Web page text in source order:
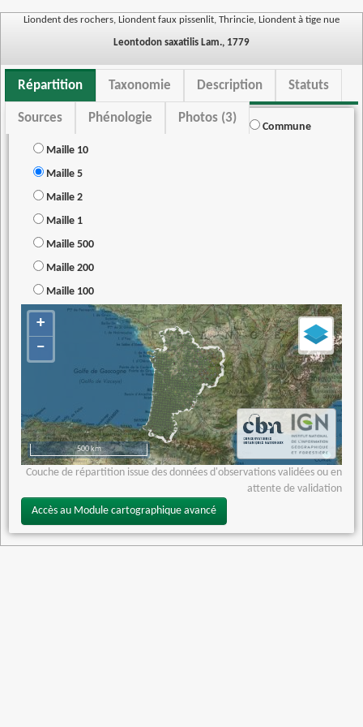
Liondent des rochers, Liondent faux pissenlit, Thrincie, Liondent à tige nue
Leontodon saxatilis Lam., 1779
Répartition Taxonomie Description Statuts
Sources Phénologie Photos (3)
Commune
Maille 10
Maille 5
Maille 2
Maille 1
Maille 500
Maille 200
Maille 100
+
−
500 km
Couche de répartition issue des données d'observations validées ou en
attente de validation
Accès au Module cartographique avancé